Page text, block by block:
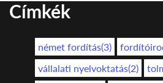
Címkék
német fordítás(3)
vállalati nyelvoktatás(2)